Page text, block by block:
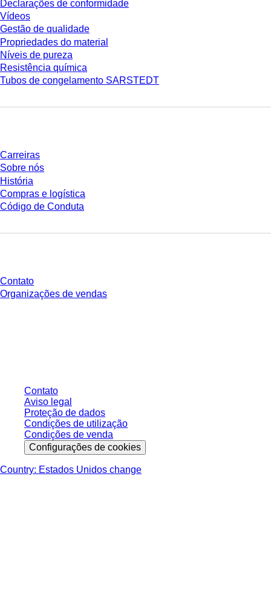
Declarações de conformidade
Vídeos
Gestão de qualidade
Propriedades do material
Níveis de pureza
Resistência química
Tubos de congelamento SARSTEDT
Carreiras
Sobre nós
História
Compras e logística
Código de Conduta
Contato
Organizações de vendas
Contato
Aviso legal
Proteção de dados
Condições de utilização
Condições de venda
Configurações de cookies
Country: Estados Unidos change